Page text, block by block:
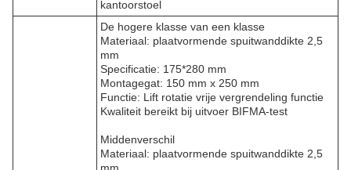
kantoorstoel
De hogere klasse van een klasse
Materiaal: plaatvormende spuitwanddikte 2,5
mm
Specificatie: 175*280 mm
Montagegat: 150 mm x 250 mm
Functie: Lift rotatie vrije vergrendeling functie
Kwaliteit bereikt bij uitvoer BIFMA-test
Middenverschil
Materiaal: plaatvormende spuitwanddikte 2,5